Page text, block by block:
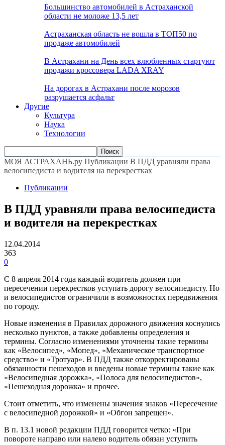
Большинство автомобилей в Астраханской
области не моложе 13,5 лет
Астраханская область не вошла в ТОП50 по
продаже автомобилей
В Астрахани на День всех влюбленных стартуют
продажи кроссовера LADA XRAY
На дорогах в Астрахани после морозов
разрушается асфальт
Другие
Культура
Наука
Технологии
МОЯ АСТРАХАНЬ.ру Публикации В ПДД уравняли права
велосипедиста и водителя на перекрестках
Публикации
В ПДД уравняли права велосипедиста
и водителя на перекрестках
12.04.2014
363
0
С 8 апреля 2014 года каждый водитель должен при
пересечении перекрестков уступать дорогу велосипедисту. Но
и велосипедистов ограничили в возможностях передвижения
по городу.
Новые изменения в Правилах дорожного движения коснулись
несколько пунктов, а также добавлены определения и
термины. Согласно изменениями уточнены такие термины
как «Велосипед», «Мопед», «Механическое транспортное
средство» и «Тротуар». В ПДД также откорректированы
обязанности пешеходов и введены новые термины такие как
«Велосипедная дорожка», «Полоса для велосипедистов»,
«Пешеходная дорожка» и прочее.
Стоит отметить, что изменены значения знаков «Пересечение
с велосипедной дорожкой» и «Обгон запрещен».
В п. 13.1 новой редакции ПДД говорится четко: «При
повороте направо или налево водитель обязан уступить